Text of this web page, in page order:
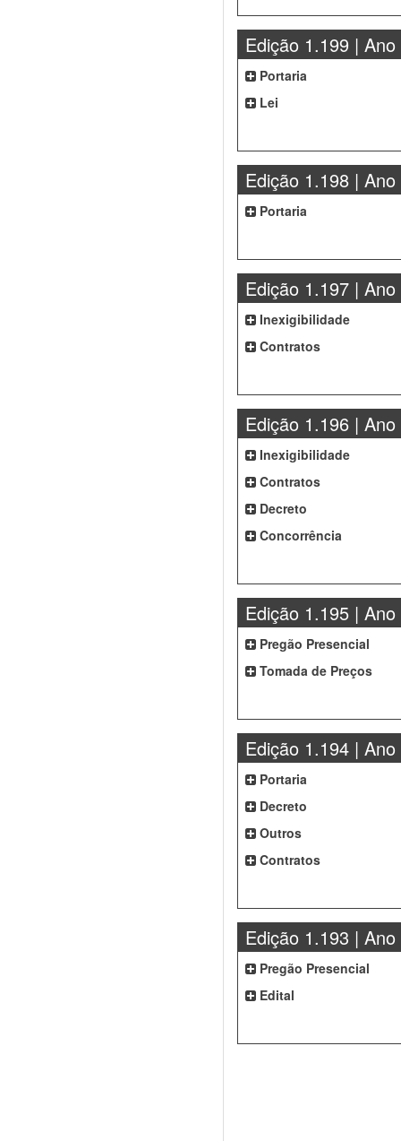
Edição 1.199 | Ano
Portaria
Lei
Edição 1.198 | Ano
Portaria
Edição 1.197 | Ano
Inexigibilidade
Contratos
Edição 1.196 | Ano
Inexigibilidade
Contratos
Decreto
Concorrência
Edição 1.195 | Ano
Pregão Presencial
Tomada de Preços
Edição 1.194 | Ano
Portaria
Decreto
Outros
Contratos
Edição 1.193 | Ano
Pregão Presencial
Edital